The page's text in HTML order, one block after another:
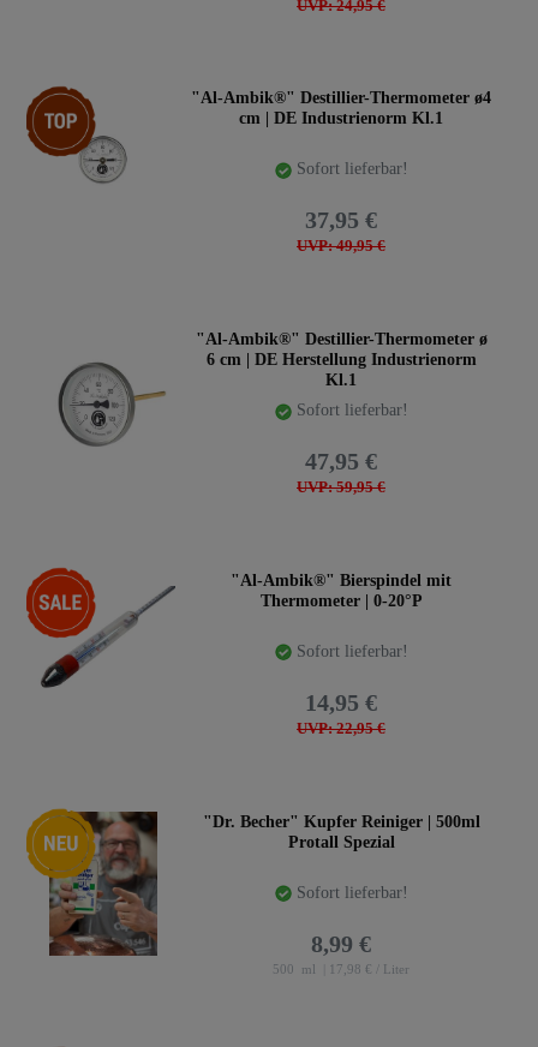
UVP: 24,95 €
Top-Artikel
"Al-Ambik®" Destillier-Thermometer ø4
cm | DE Industrienorm Kl.1
Sofort lieferbar!
UVP: 49,95 €
37,95 €
"Al-Ambik®" Destillier-Thermometer ø
6 cm | DE Herstellung Industrienorm
Kl.1
Sofort lieferbar!
UVP: 59,95 €
47,95 €
-35%
"Al-Ambik®" Bierspindel mit
Thermometer | 0-20°P
Sofort lieferbar!
UVP: 22,95 €
14,95 €
Neuheit
"Dr. Becher" Kupfer Reiniger | 500ml
Protall Spezial
Sofort lieferbar!
8,99 €
500 ml | 17,98 € / Liter